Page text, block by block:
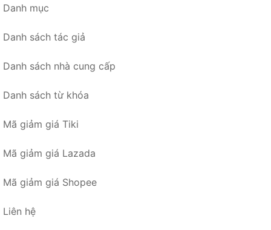
Danh mục
Danh sách tác giả
Danh sách nhà cung cấp
Danh sách từ khóa
Mã giảm giá Tiki
Mã giảm giá Lazada
Mã giảm giá Shopee
Liên hệ